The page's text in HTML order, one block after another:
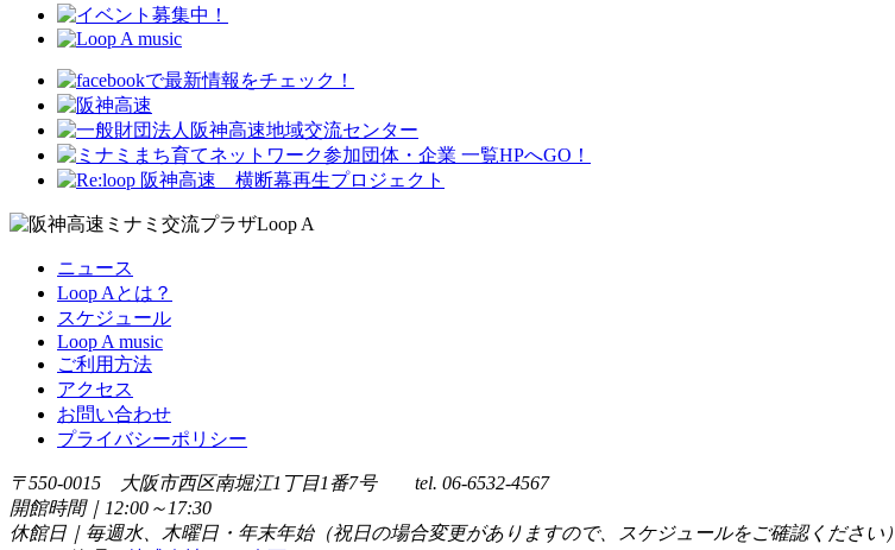
ニュース
Loop Aとは？
スケジュール
Loop A music
ご利用方法
アクセス
お問い合わせ
プライバシーポリシー
〒550-0015 大阪市西区南堀江1丁目1番7号 tel. 06-6532-4567
開館時間｜12:00～17:30
休館日｜毎週水、木曜日・年末年始（祝日の場合変更がありますので、スケジュールをご確認ください）